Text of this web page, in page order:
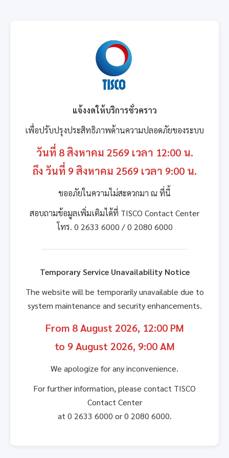
แจ้งงดให้บริการชั่วคราว
เพื่อปรับปรุงประสิทธิภาพด้านความปลอดภัยของระบบ
วันที่ 8 สิงหาคม 2569 เวลา 12:00 น.
ถึง วันที่ 9 สิงหาคม 2569 เวลา 9:00 น.
ขออภัยในความไม่สะดวกมา ณ ที่นี้
สอบถามข้อมูลเพิ่มเติมได้ที่ TISCO Contact Center
โทร. 0 2633 6000 / 0 2080 6000
Temporary Service Unavailability Notice
The website will be temporarily unavailable due to
system maintenance and security enhancements.
From 8 August 2026, 12:00 PM
to 9 August 2026, 9:00 AM
We apologize for any inconvenience.
For further information, please contact TISCO
Contact Center
at 0 2633 6000 or 0 2080 6000.